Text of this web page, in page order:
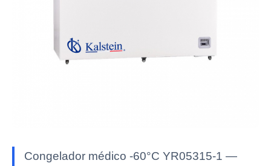
Congelador médico -60°C YR05315-1 —